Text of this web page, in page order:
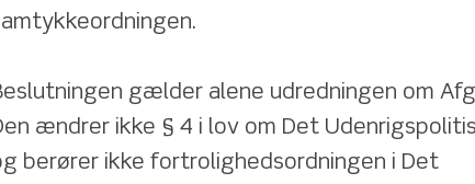
gælder alene udredningen om
ændrer ikke § 4 i lov om Det
berører ikke fortrolighedsordningen i Det